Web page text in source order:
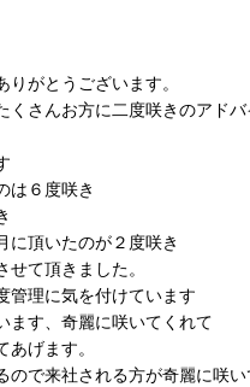
がとうございます。
くさんお方に二度咲きのアドバ
は６度咲き
いたのが２度咲き
て頂きました。
管理に気を付けています
ます、奇麗に咲いてくれて
げます。
ので来社される方が奇麗に咲